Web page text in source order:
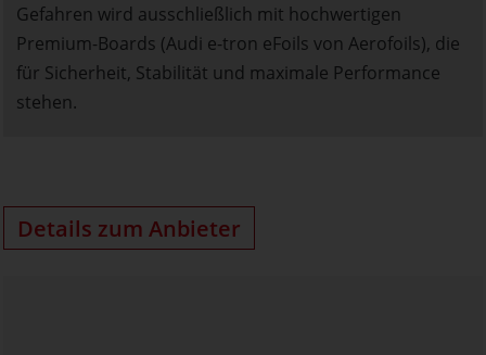
Gefahren wird ausschließlich mit hochwertigen
Premium-Boards (Audi e-tron eFoils von Aerofoils), die
für Sicherheit, Stabilität und maximale Performance
stehen.
Details zum Anbieter